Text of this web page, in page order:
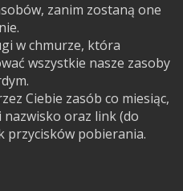
zanim zostaną one
w chmurze, która
wszystkie nasze zasoby
Ciebie zasób co miesiąc,
nazwisko oraz link (do
pobierania.